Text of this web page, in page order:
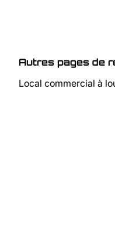
Autres pages de
Local commercial à